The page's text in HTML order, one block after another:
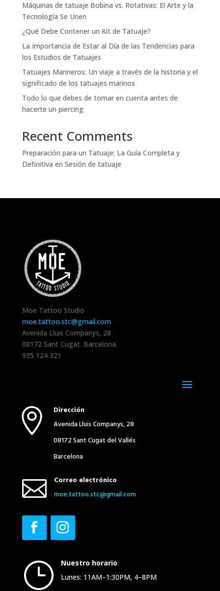
Máquinas de tatuaje Bobina vs. Rotativas: El Arte y la
Tecnología Se Unen
¿Qué Debe Contener un Kit de Tatuaje?
La Importancia de Estar al Día de las Tendencias para
los Estudios de Tatuajes
Tatuajes Marineros: Un viaje a través de la historia y el
significado de los tatuajes marinos
Todo lo que debes de tomar en cuenta antes de
hacerte un piercing
Recent Comments
Preparación para un Tatuaje: La Guía Completa y
Definitiva en Sesión de tatuaje
Moe Tattoo Studio
moe.tattoo.stc@gmail.com
Avenida Lluis Companys, 28
08172 Sant Cugat. Barcelona.
935 124 321

Dirección
Avenida Lluis Companys, 28
08172 Sant Cugat del Vallés
Barcelona

Correo electrónico
moe.​tattoo.​stc@​gmail.​com
}
Nuestro horario
Lunes: 11AM–1:30PM, 4–8PM